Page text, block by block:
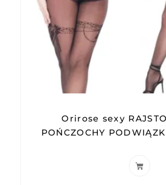
Orirose sexy
POŃCZOCHY